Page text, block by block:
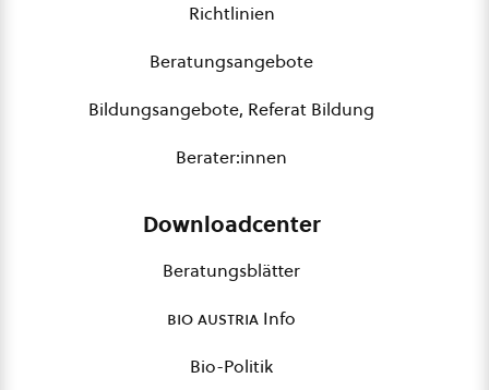
Richtlinien
Beratungsangebote
Bildungsangebote, Referat Bildung
Berater:innen
Downloadcenter
Beratungsblätter
bio austria Info
Bio-Politik